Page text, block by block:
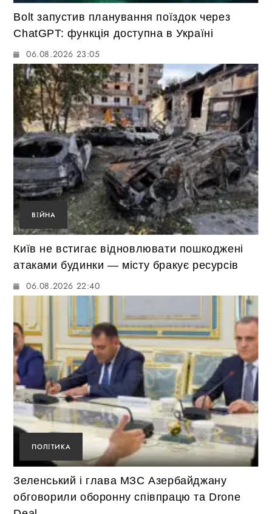
Bolt запустив планування поїздок через
ChatGPT: функція доступна в Україні
06.08.2026 23:05
ВІЙНА
Київ не встигає відновлювати пошкоджені
атаками будинки — місту бракує ресурсів
06.08.2026 22:40
ПОЛІТИКА
Зеленський і глава МЗС Азербайджану
обговорили оборонну співпрацю та Drone